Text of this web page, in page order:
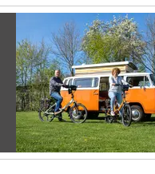
Vorige